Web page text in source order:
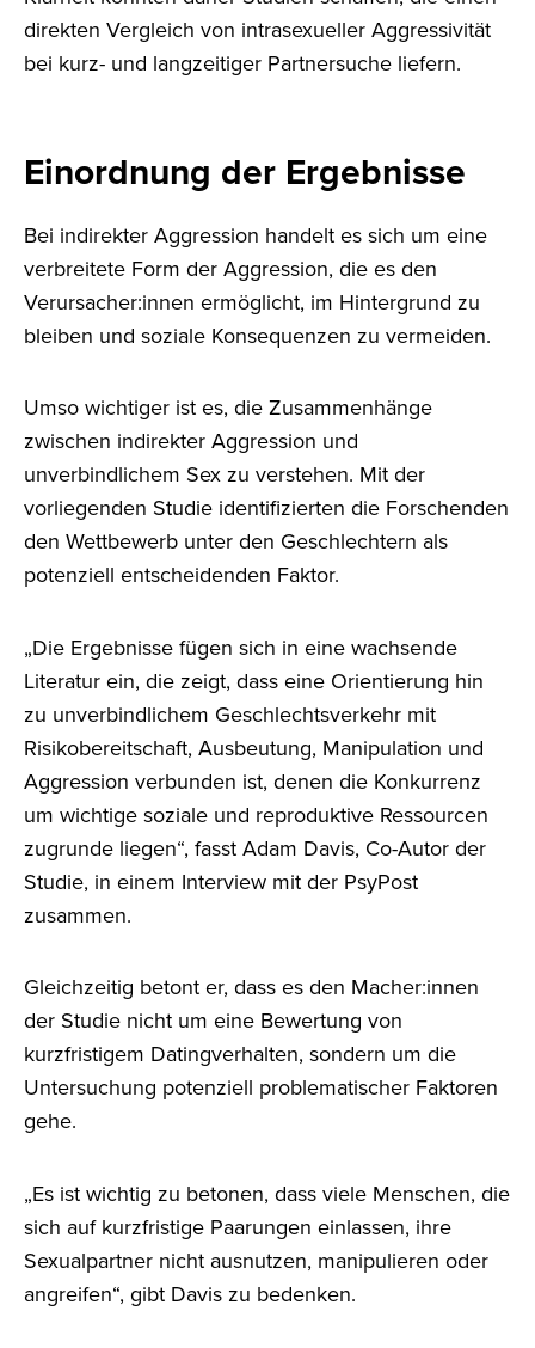
direkten Vergleich von intrasexueller Aggressivität
bei kurz- und langzeitiger Partnersuche liefern.
Einordnung der Ergebnisse
Bei indirekter Aggression handelt es sich um eine
verbreitete Form der Aggression, die es den
Verursacher:innen ermöglicht, im Hintergrund zu
bleiben und soziale Konsequenzen zu vermeiden.
Umso wichtiger ist es, die Zusammenhänge
zwischen indirekter Aggression und
unverbindlichem Sex zu verstehen. Mit der
vorliegenden Studie identifizierten die Forschenden
den Wettbewerb unter den Geschlechtern als
potenziell entscheidenden Faktor.
„Die Ergebnisse fügen sich in eine wachsende
Literatur ein, die zeigt, dass eine Orientierung hin
zu unverbindlichem Geschlechtsverkehr mit
Risikobereitschaft, Ausbeutung, Manipulation und
Aggression verbunden ist, denen die Konkurrenz
um wichtige soziale und reproduktive Ressourcen
zugrunde liegen“, fasst Adam Davis, Co-Autor der
Studie, in einem Interview mit der PsyPost
zusammen.
Gleichzeitig betont er, dass es den Macher:innen
der Studie nicht um eine Bewertung von
kurzfristigem Datingverhalten, sondern um die
Untersuchung potenziell problematischer Faktoren
gehe.
„Es ist wichtig zu betonen, dass viele Menschen, die
sich auf kurzfristige Paarungen einlassen, ihre
Sexualpartner nicht ausnutzen, manipulieren oder
angreifen“, gibt Davis zu bedenken.